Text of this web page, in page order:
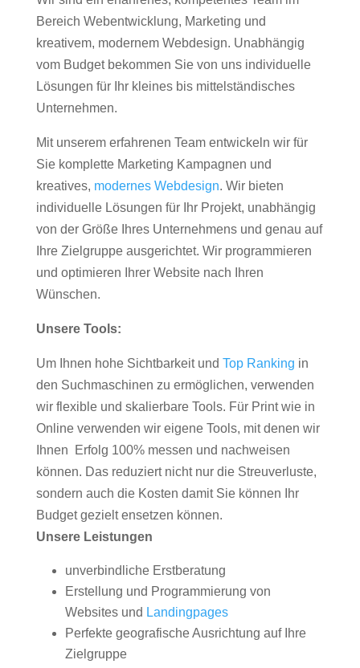
Bereich Webentwicklung, Marketing und
kreativem, modernem Webdesign. Unabhängig
vom Budget bekommen Sie von uns individuelle
Lösungen für Ihr kleines bis mittelständisches
Unternehmen.
Mit unserem erfahrenen Team entwickeln wir für
Sie komplette Marketing Kampagnen und
kreatives, modernes Webdesign. Wir bieten
individuelle Lösungen für Ihr Projekt, unabhängig
von der Größe Ihres Unternehmens und genau auf
Ihre Zielgruppe ausgerichtet. Wir programmieren
und optimieren Ihrer Website nach Ihren
Wünschen.
Unsere Tools:
Um Ihnen hohe Sichtbarkeit und Top Ranking in
den Suchmaschinen zu ermöglichen, verwenden
wir flexible und skalierbare Tools. Für Print wie in
Online verwenden wir eigene Tools, mit denen wir
Ihnen Erfolg 100% messen und nachweisen
können. Das reduziert nicht nur die Streuverluste,
sondern auch die Kosten damit Sie können Ihr
Budget gezielt ensetzen können.
Unsere Leistungen
unverbindliche Erstberatung
Erstellung und Programmierung von
Websites und Landingpages
Perfekte geografische Ausrichtung auf Ihre
Zielgruppe